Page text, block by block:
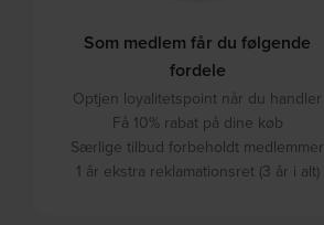
Som medlem får du følgende
fordele
Optjen loyalitetspoint når du handler
Få 10% rabat på dine køb
Særlige tilbud forbeholdt medlemmer
1 år ekstra reklamationsret (3 år i alt)